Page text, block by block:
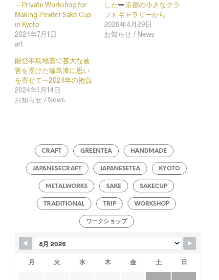
－Private Workshop for
Making Pewter Sake Cup
in Kyoto
2024年7月1日
art
した
京都の小さなクラ
フトギャラリーから
2026年4月29日
お知らせ / News
能登半島地震で甚大な被
害を受けた輪島漆に思い
を寄せてー2024年の抱負
2024年1月14日
お知らせ / News
CRAFT GREENTEA HANDMADE
JAPANESECRAFT JAPANESETEA KYOTO
METALWORKS SAKE SAKECUP
TRADITIONAL TRIP WORKSHOP
ワークショップ
月 火 水 木 金 土 日